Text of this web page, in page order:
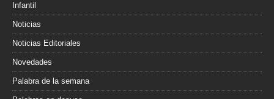
Infantil
Noticias
Noticias Editoriales
Novedades
Palabra de la semana